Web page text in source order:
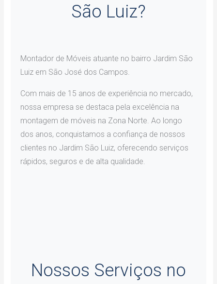
São Luiz?
Montador de Móveis atuante no bairro Jardim São
Luiz em São José dos Campos.
Com mais de 15 anos de experiência no mercado,
nossa empresa se destaca pela excelência na
montagem de móveis na Zona Norte. Ao longo
dos anos, conquistamos a confiança de nossos
clientes no Jardim São Luiz, oferecendo serviços
rápidos, seguros e de alta qualidade.
Nossos Serviços no